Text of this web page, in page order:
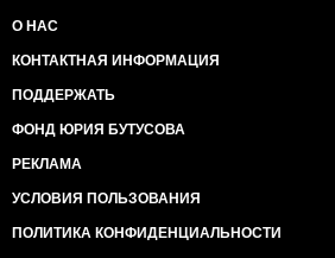
О НАС
КОНТАКТНАЯ ИНФОРМАЦИЯ
ПОДДЕРЖАТЬ
ФОНД ЮРИЯ БУТУСОВА
РЕКЛАМА
УСЛОВИЯ ПОЛЬЗОВАНИЯ
ПОЛИТИКА КОНФИДЕНЦИАЛЬНОСТИ